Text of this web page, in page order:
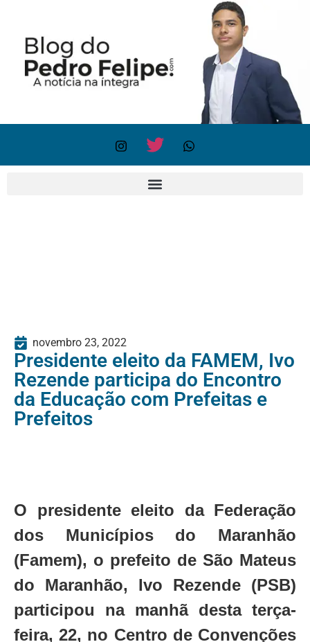
novembro 23, 2022
Presidente eleito da FAMEM, Ivo
Rezende participa do Encontro
da Educação com Prefeitas e
Prefeitos
O presidente eleito da Federação
dos Municípios do Maranhão
(Famem), o prefeito de São Mateus
do Maranhão, Ivo Rezende (PSB)
participou na manhã desta terça-
feira, 22, no Centro de Convenções